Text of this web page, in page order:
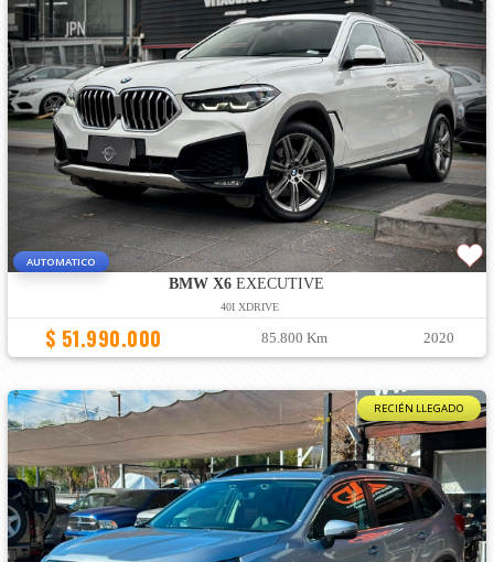
AUTOMATICO
BMW X6 EXECUTIVE
40I XDRIVE
$ 51.990.000 85.800 Km 2020
RECIÉN LLEGADO